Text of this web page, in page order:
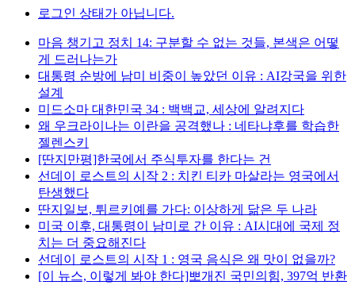
로그인 상태가 아닙니다.
마음 챙기고 정치 14: 구분할 수 없는 것들, 본색은 어떻
게 드러나는가
대통령 순방에 남미 비중이 높았던 이유 : AI강국을 위한
설계
미드소마 대한민국 34 : 백백교, 세상에 알려지다
왜 우크라이나는 이란을 공격했나 : 네타냐후를 학습한
젤렌스키
[딴지만평]한국에서 주식투자를 한다는 건
선데이 로스트의 시작 2 : 치킨 티카 마살라는 영국에서
탄생했다
딴지일보, 튀르키예를 가다: 이상하게 닮은 두 나라
미국 이후, 대통령이 남미로 간 이유 : AI시대에 국제 정
치는 더 중요해진다
선데이 로스트의 시작 1 : 영국 음식은 왜 맛이 없을까?
[이 뉴스, 이렇게 봐야 한다]뽀개진 국민의힘, 397억 반환